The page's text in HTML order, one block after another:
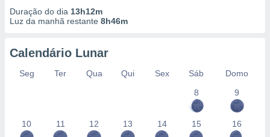
Duração do dia 13h12m
Luz da manhã restante 8h46m
Calendário Lunar
Seg Ter Qua Qui Sex Sáb
Domo
8
9
10 11 12 13 14 15 16